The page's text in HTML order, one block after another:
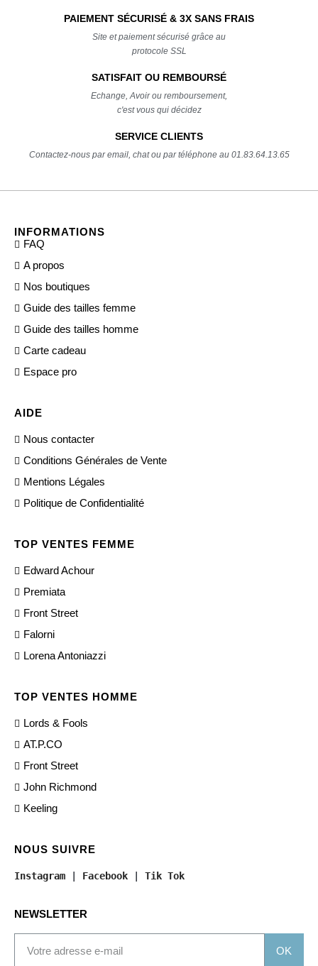
PAIEMENT SÉCURISÉ & 3X SANS FRAIS
Site et paiement sécurisé grâce au
protocole SSL
SATISFAIT OU REMBOURSÉ
Echange, Avoir ou remboursement,
c'est vous qui décidez
SERVICE CLIENTS
Contactez-nous par email, chat ou par téléphone au 01.83.64.13.65
INFORMATIONS
FAQ
A propos
Nos boutiques
Guide des tailles femme
Guide des tailles homme
Carte cadeau
Espace pro
AIDE
Nous contacter
Conditions Générales de Vente
Mentions Légales
Politique de Confidentialité
TOP VENTES FEMME
Edward Achour
Premiata
Front Street
Falorni
Lorena Antoniazzi
TOP VENTES HOMME
Lords & Fools
AT.P.CO
Front Street
John Richmond
Keeling
NOUS SUIVRE
Instagram | Facebook | Tik Tok
NEWSLETTER
OK